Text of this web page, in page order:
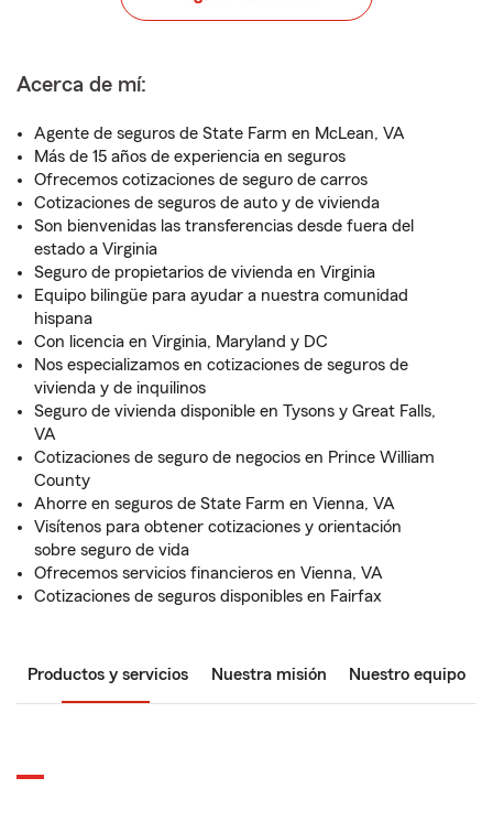
Acerca de mí:
Agente de seguros de State Farm en McLean, VA
Más de 15 años de experiencia en seguros
Ofrecemos cotizaciones de seguro de carros
Cotizaciones de seguros de auto y de vivienda
Son bienvenidas las transferencias desde fuera del
estado a Virginia
Seguro de propietarios de vivienda en Virginia
Equipo bilingüe para ayudar a nuestra comunidad
hispana
Con licencia en Virginia, Maryland y DC
Nos especializamos en cotizaciones de seguros de
vivienda y de inquilinos
Seguro de vivienda disponible en Tysons y Great Falls,
VA
Cotizaciones de seguro de negocios en Prince William
County
Ahorre en seguros de State Farm en Vienna, VA
Visítenos para obtener cotizaciones y orientación
sobre seguro de vida
Ofrecemos servicios financieros en Vienna, VA
Cotizaciones de seguros disponibles en Fairfax
Productos y servicios Nuestra misión Nuestro equipo